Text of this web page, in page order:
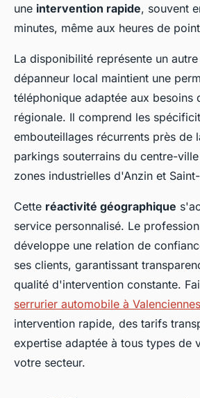
une intervention rapide, souvent
minutes, même aux heures de
La disponibilité représente un
dépanneur local maintient une
téléphonique adaptée aux besoins
régionale. Il comprend les
embouteillages récurrents près de
parkings souterrains du centre-
zones industrielles d'Anzin et
Cette réactivité géographique
service personnalisé. Le
développe une relation de
ses clients, garantissant
qualité d'intervention constante.
serrurier automobile à Valenciennes
intervention rapide, des tarifs
expertise adaptée à tous types de
votre secteur.